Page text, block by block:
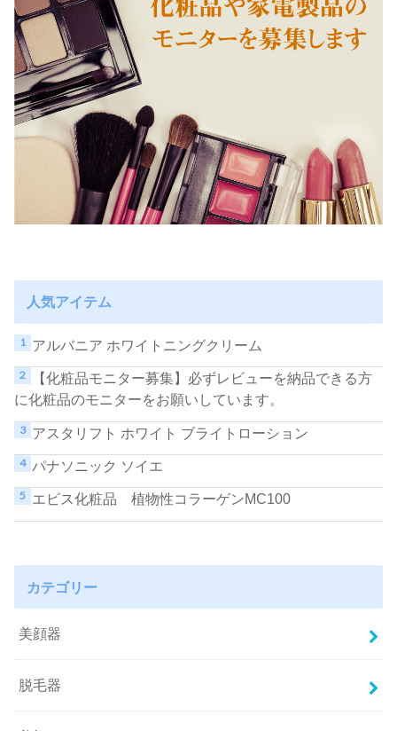
人気アイテム
アルバニア ホワイトニングクリーム
【化粧品モニター募集】必ずレビューを納品できる方
に化粧品のモニターをお願いしています。
アスタリフト ホワイト ブライトローション
パナソニック ソイエ
エビス化粧品 植物性コラーゲンMC100
カテゴリー
美顔器
脱毛器